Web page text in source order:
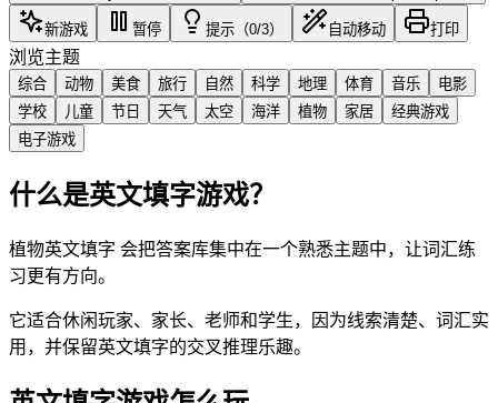
新游戏 暂停 提示（0/3） 自动移动 打印
浏览主题
综合 动物 美食 旅行 自然 科学 地理 体育 音乐
电影
学校
儿童 节日 天气 太空 海洋 植物 家居
经典游戏
电子游戏
什么是英文填字游戏？
植物英文填字 会把答案库集中在一个熟悉主题中，让词汇练
习更有方向。
它适合休闲玩家、家长、老师和学生，因为线索清楚、词汇实
用，并保留英文填字的交叉推理乐趣。